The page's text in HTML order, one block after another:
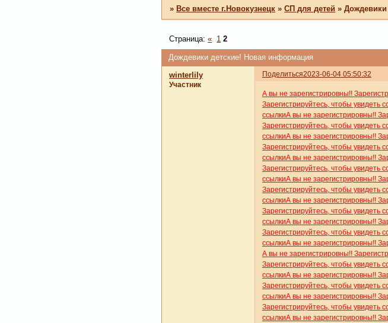
»Все вместе г.Новокузнецк »СП для детей »
Дождевики детские! Новая информация
Страница:« 1 2
Поделиться2023-06-04 05:50:32
winterlily
Участник
А вы не зарегистрировны!!
Зарегистрируйтесь, чтобы увидеть
ссылкиА вы не зарегистрировны!!
Зарегистрируйтесь, чтобы увидеть
ссылкиА вы не зарегистрировны!!
Зарегистрируйтесь, чтобы увидеть
ссылкиА вы не зарегистрировны!!
Зарегистрируйтесь, чтобы увидеть
ссылкиА вы не зарегистрировны!!
Зарегистрируйтесь, чтобы увидеть
ссылкиА вы не зарегистрировны!!
Зарегистрируйтесь, чтобы увидеть
ссылкиА вы не зарегистрировны!!
Зарегистрируйтесь, чтобы увидеть
ссылкиА вы не зарегистрировны!!
А вы не зарегистрировны!!
Зарегистрируйтесь, чтобы увидеть
ссылкиА вы не зарегистрировны!!
Зарегистрируйтесь, чтобы увидеть
ссылкиА вы не зарегистрировны!!
Зарегистрируйтесь, чтобы увидеть
ссылкиА вы не зарегистрировны!!